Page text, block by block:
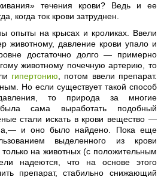
течения крови? Ведь и ее
когда ток крови затруднен.
опыты на крысах и кроликах. Ввели
животному, давление крови упало и
достаточно долго — примерно
животному почечную артерию, то
гипертонию , потом ввели препарат.
Но если существует такой способ
то природа за многие
сама выработать подобный
стали искать в крови вещество —
и оно было найдено. Пока еще
выделенного из крови
на животных (с положительным
надеются, что на основе этого
препарат, стабильно снижающий